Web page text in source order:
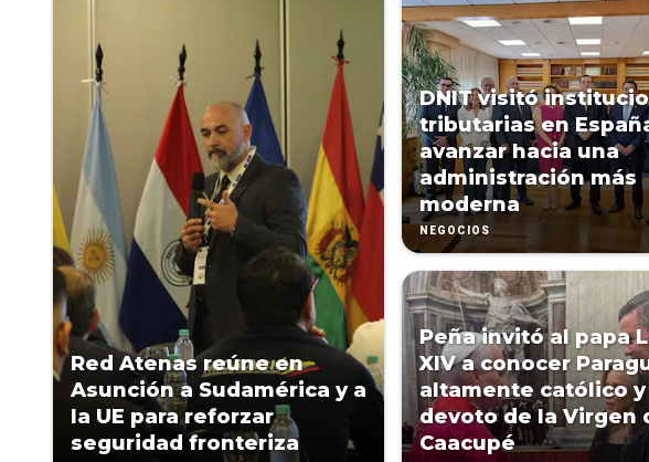
Red Atenas reúne en
Asunción a Sudamérica y a
la UE para reforzar
seguridad fronteriza
DNIT visitó
tributarias en
avanzar hacia una
administración más
moderna
NEGOCIOS
Peña invitó al papa
XIV a conocer
altamente católico y
devoto de la Virgen
Caacupé